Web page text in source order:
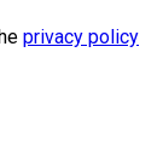
privacy policy